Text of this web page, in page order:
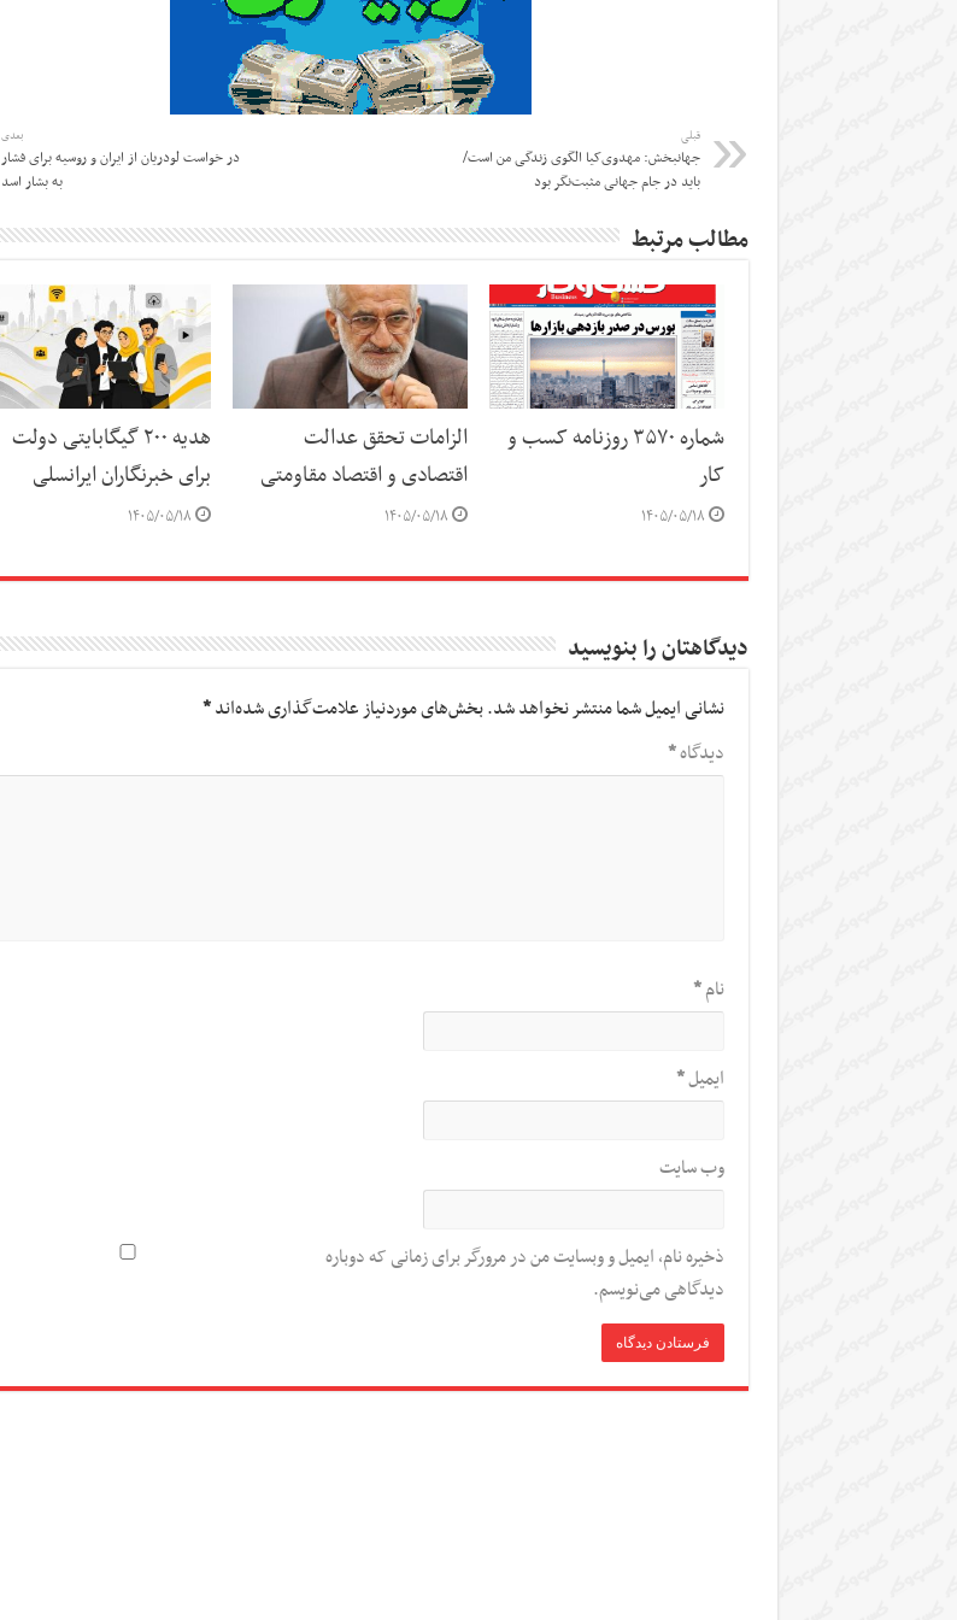
قبلی
جهانبخش: مهدوی‌کیا الگوی زندگی من است/
باید در جام جهانی مثبت‌نگر بود
بعدی
در خواست لودریان از ایران و روسیه برای فشار
به بشار اسد
مطالب مرتبط
شماره ۳۵۷۰ روزنامه کسب و
کار
۱۴۰۵/۰۵/۱۸
الزامات تحقق عدالت
اقتصادی و اقتصاد مقاومتی
۱۴۰۵/۰۵/۱۸
هدیه ۲۰۰ گیگابایتی دولت
برای خبرنگاران ایرانسلی
۱۴۰۵/۰۵/۱۸
دیدگاهتان را بنویسید
نشانی ایمیل شما منتشر نخواهد شد.بخش‌های موردنیاز علامت‌گذاری شده‌اند*
دیدگاه*
نام*
ایمیل*
وب‌ سایت
ذخیره نام، ایمیل و وبسایت من در مرورگر برای زمانی که دوباره
دیدگاهی می‌نویسم.